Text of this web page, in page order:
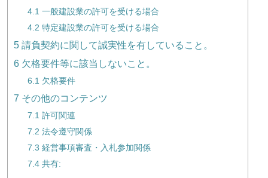
4.1 一般建設業の許可を受ける場合
4.2 特定建設業の許可を受ける場合
5 請負契約に関して誠実性を有していること。
6 欠格要件等に該当しないこと。
6.1 欠格要件
7 その他のコンテンツ
7.1 許可関連
7.2 法令遵守関係
7.3 経営事項審査・入札参加関係
7.4 共有: